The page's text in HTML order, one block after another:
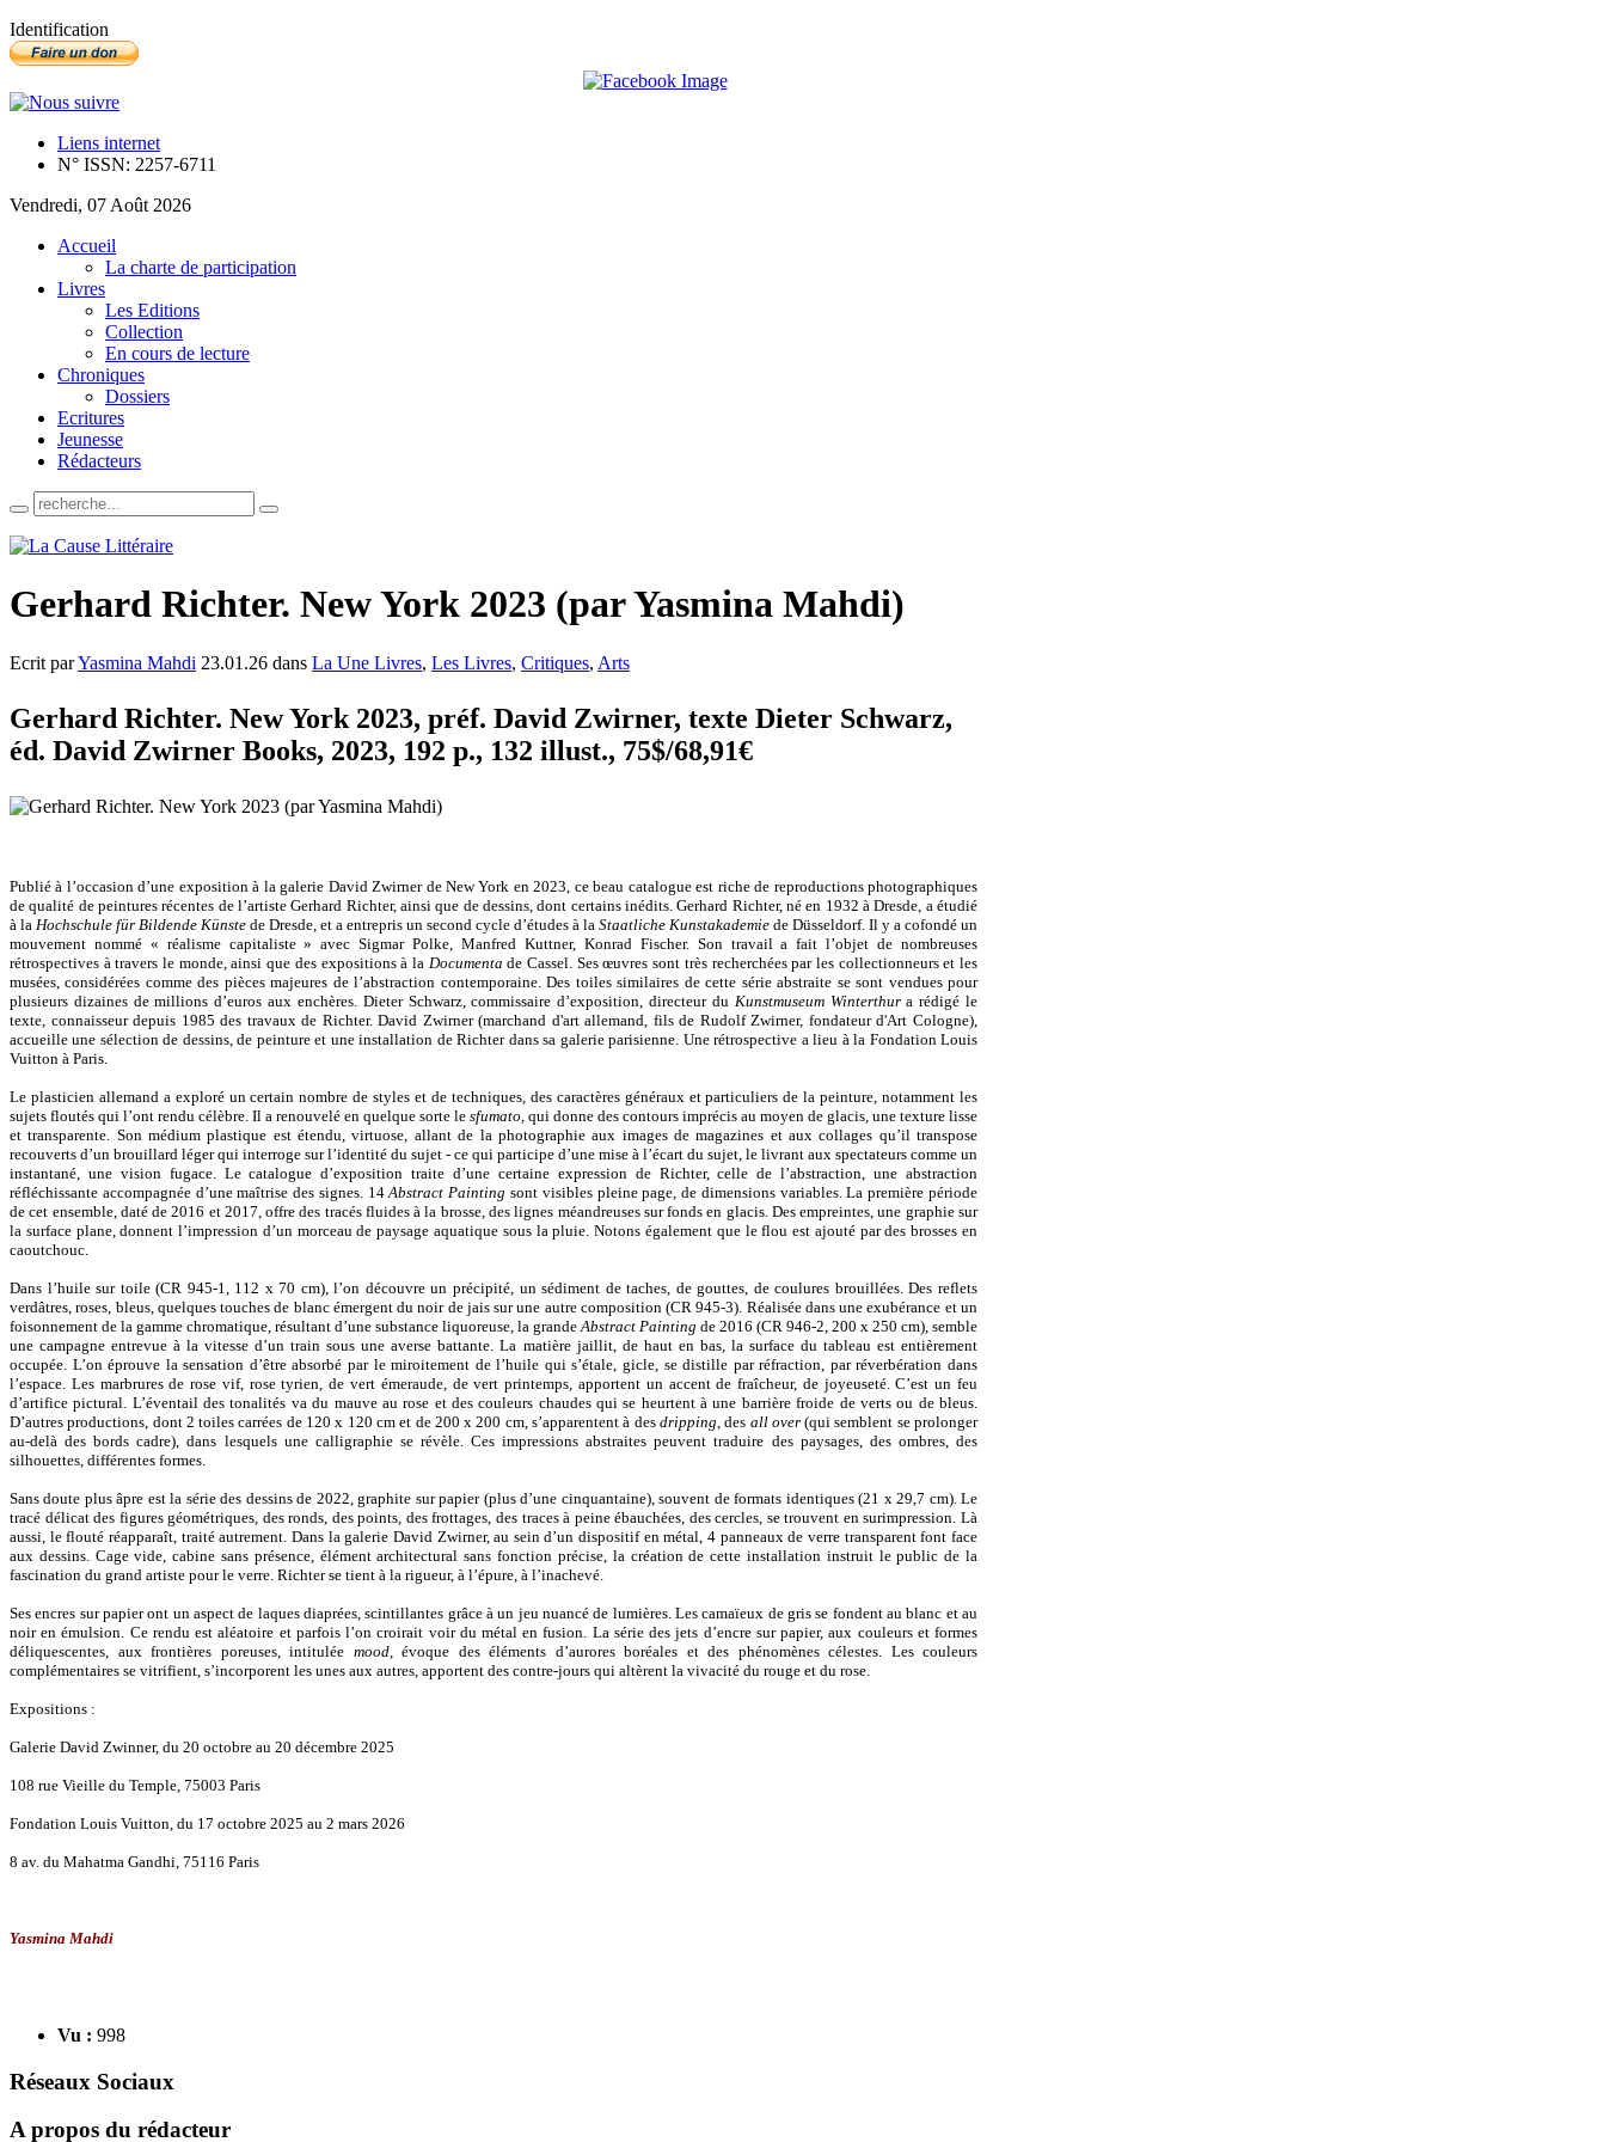
Identification
Liens internet
N° ISSN: 2257-6711
Vendredi, 07 Août 2026
Accueil
La charte de participation
Livres
Les Editions
Collection
En cours de lecture
Chroniques
Dossiers
Ecritures
Jeunesse
Rédacteurs
Gerhard Richter. New York 2023 (par Yasmina Mahdi)
Ecrit parYasmina Mahdi 23.01.26 dans La Une Livres, Les Livres, Critiques, Arts
Gerhard Richter. New York 2023, préf. David Zwirner, texte Dieter Schwarz,
éd. David Zwirner Books, 2023, 192 p., 132 illust., 75$/68,91€
Publié à l’occasion d’une exposition à la galerie David Zwirner de New York en 2023, ce beau catalogue est riche de reproductions photographiques
de qualité de peintures récentes de l’artiste Gerhard Richter, ainsi que de dessins, dont certains inédits. Gerhard Richter, né en 1932 à Dresde, a étudié
à la Hochschule für Bildende Künste de Dresde, et a entrepris un second cycle d’études à la Staatliche Kunstakademie de Düsseldorf. Il y a cofondé un
mouvement nommé « réalisme capitaliste » avec Sigmar Polke, Manfred Kuttner, Konrad Fischer. Son travail a fait l’objet de nombreuses
rétrospectives à travers le monde, ainsi que des expositions à la Documenta de Cassel. Ses œuvres sont très recherchées par les collectionneurs et les
musées, considérées comme des pièces majeures de l’abstraction contemporaine. Des toiles similaires de cette série abstraite se sont vendues pour
plusieurs dizaines de millions d’euros aux enchères. Dieter Schwarz, commissaire d’exposition, directeur du Kunstmuseum Winterthura rédigé le
texte, connaisseur depuis 1985 des travaux de Richter. David Zwirner (marchand d'art allemand, fils de Rudolf Zwirner, fondateur d'Art Cologne),
accueille une sélection de dessins, de peinture et une installation de Richter dans sa galerie parisienne. Une rétrospective a lieu à la Fondation Louis
Vuitton à Paris.
Le plasticien allemand a exploré un certain nombre de styles et de techniques, des caractères généraux et particuliers de la peinture, notamment les
sujets floutés qui l’ont rendu célèbre. Il a renouvelé en quelque sorte le sfumato , qui donne des contours imprécis au moyen de glacis, une texture lisse
et transparente. Son médium plastique est étendu, virtuose, allant de la photographie aux images de magazines et aux collages qu’il transpose
recouverts d’un brouillard léger qui interroge sur l’identité du sujet - ce qui participe d’une mise à l’écart du sujet, le livrant aux spectateurs comme un
instantané, une vision fugace. Le catalogue d’exposition traite d’une certaine expression de Richter, celle de l’abstraction, une abstraction
réfléchissante accompagnée d’une maîtrise des signes. 14Abstract Paintingsont visibles pleine page, de dimensions variables. La première période
de cet ensemble, daté de 2016 et 2017, offre des tracés fluides à la brosse, des lignes méandreuses sur fonds en glacis. Des empreintes, une graphie sur
la surface plane, donnent l’impression d’un morceau de paysage aquatique sous la pluie. Notons également que le flou est ajouté par des brosses en
caoutchouc.
Dans l’huile sur toile (CR 945-1, 112 x 70 cm), l’on découvre un précipité, un sédiment de taches, de gouttes, de coulures brouillées. Des reflets
verdâtres, roses, bleus, quelques touches de blanc émergent du noir de jais sur une autre composition (CR 945-3). Réalisée dans une exubérance et un
foisonnement de la gamme chromatique, résultant d’une substance liquoreuse, la grande Abstract Painting de 2016 (CR 946-2, 200 x 250 cm), semble
une campagne entrevue à la vitesse d’un train sous une averse battante. La matière jaillit, de haut en bas, la surface du tableau est entièrement
occupée. L’on éprouve la sensation d’être absorbé par le miroitement de l’huile qui s’étale, gicle, se distille par réfraction, par réverbération dans
l’espace. Les marbrures de rose vif, rose tyrien, de vert émeraude, de vert printemps, apportent un accent de fraîcheur, de joyeuseté. C’est un feu
d’artifice pictural. L’éventail des tonalités va du mauve au rose et des couleurs chaudes qui se heurtent à une barrière froide de verts ou de bleus.
D’autres productions, dont 2 toiles carrées de 120 x 120 cm et de 200 x 200 cm, s’apparentent à des dripping , des all over(qui semblent se prolonger
au-delà des bords cadre), dans lesquels une calligraphie se révèle. Ces impressions abstraites peuvent traduire des paysages, des ombres, des
silhouettes, différentes formes.
Sans doute plus âpre est la série des dessins de 2022, graphite sur papier (plus d’une cinquantaine), souvent de formats identiques (21 x 29,7 cm). Le
tracé délicat des figures géométriques, des ronds, des points, des frottages, des traces à peine ébauchées, des cercles, se trouvent en surimpression. Là
aussi, le flouté réapparaît, traité autrement. Dans la galerie David Zwirner, au sein d’un dispositif en métal, 4 panneaux de verre transparent font face
aux dessins. Cage vide, cabine sans présence, élément architectural sans fonction précise, la création de cette installation instruit le public de la
fascination du grand artiste pour le verre. Richter se tient à la rigueur, à l’épure, à l’inachevé.
Ses encres sur papier ont un aspect de laques diaprées, scintillantes grâce à un jeu nuancé de lumières. Les camaïeux de gris se fondent au blanc et au
noir en émulsion. Ce rendu est aléatoire et parfois l’on croirait voir du métal en fusion. La série des jets d’encre sur papier, aux couleurs et formes
déliquescentes, aux frontières poreuses, intitulée mood, évoque des éléments d’aurores boréales et des phénomènes célestes. Les couleurs
complémentaires se vitrifient, s’incorporent les unes aux autres, apportent des contre-jours qui altèrent la vivacité du rouge et du rose.
Expositions :
Galerie David Zwinner, du 20 octobre au 20 décembre 2025
108 rue Vieille du Temple, 75003 Paris
Fondation Louis Vuitton, du 17 octobre 2025 au 2 mars 2026
8 av. du Mahatma Gandhi, 75116 Paris
Yasmina Mahdi
Vu : 998
Réseaux Sociaux
A propos du rédacteur